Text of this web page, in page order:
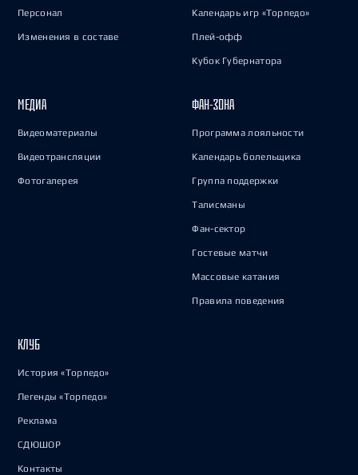
Персонал
Изменения в составе
Календарь игр «Торпедо»
Плей-офф
Кубок Губернатора
МЕДИА
Видеоматериалы
Видеотрансляции
Фотогалерея
ФАН-ЗОНА
Программа лояльности
Календарь болельщика
Группа поддержки
Талисманы
Фан-сектор
Гостевые матчи
Массовые катания
Правила поведения
КЛУБ
История «Торпедо»
Легенды «Торпедо»
Реклама
СДЮШОР
Контакты